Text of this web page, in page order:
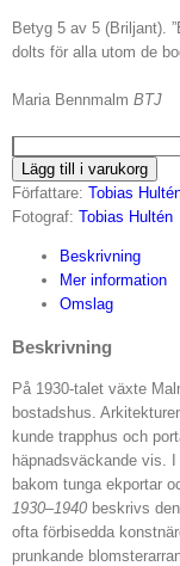
Betyg 5 av 5 (Briljant).
dolts för alla utom de
Maria Bennmalm BTJ
Lägg till i varukorg
Författare: Tobias
Fotograf: Tobias Hultén
Beskrivning
Mer information
Omslag
Beskrivning
På 1930-talet växte
bostadshus.
kunde trapphus och
häpnadsväckande vis.
bakom tunga ekportar
1930–1940 beskrivs
ofta förbisedda
prunkande